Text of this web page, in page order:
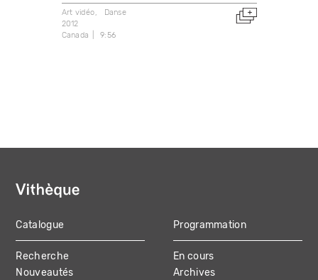
Art vidéo
Danse
2012
Canada
9:56
MAIN
NAVIGATION
Catalogue
Recherche
Nouveautés
Programmation
En cours
Archives